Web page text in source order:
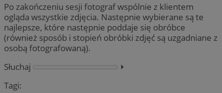
Po zakończeniu sesji fotograf wspólnie z klientem
ogląda wszystkie zdjęcia. Następnie wybierane są te
najlepsze, które następnie poddaje się obróbce
(również sposób i stopień obróbki zdjęć są uzgadniane z
osobą fotografowaną).
Słuchaj
⏵︎
Tagi: